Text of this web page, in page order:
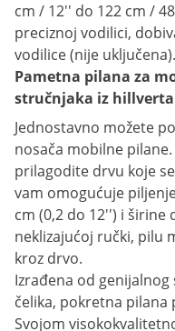
cm / 12'' do 122 cm /
preciznoj vodilici,
vodilice (nije uključena).
Pametna pilana za
stručnjaka iz hillverta
Jednostavno možete
nosača mobilne
prilagodite drvu koje
vam omogućuje
cm (0,2 do 12'') i širine
neklizajućoj ručki, pilu
kroz drvo.
Izrađena od
čelika, pokretna pilana
Svojom